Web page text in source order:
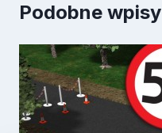
Podobne wpisy